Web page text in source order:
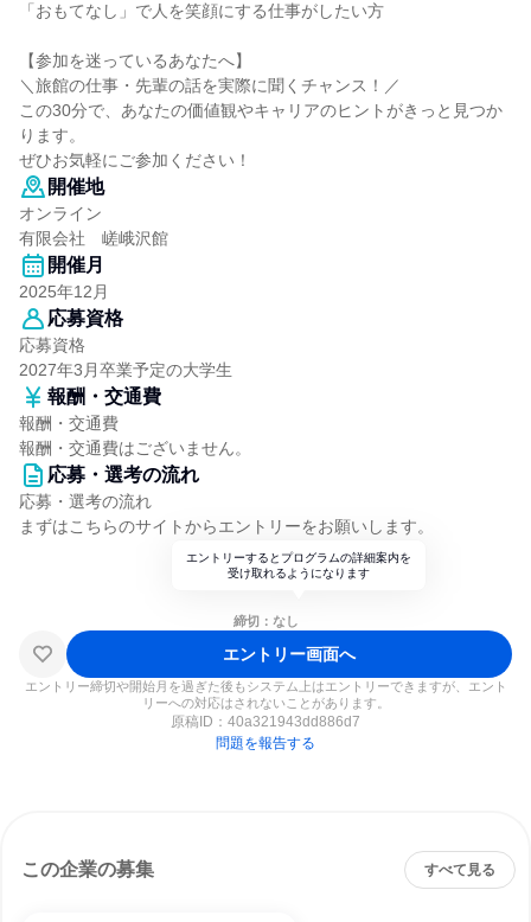
「おもてなし」で人を笑顔にする仕事がしたい方
【参加を迷っているあなたへ】
＼旅館の仕事・先輩の話を実際に聞くチャンス！／
この30分で、あなたの価値観やキャリアのヒントがきっと見つか
ります。
ぜひお気軽にご参加ください！
開催地
オンライン
有限会社 嵯峨沢館
開催月
2025年12月
応募資格
応募資格
2027年3月卒業予定の大学生
報酬・交通費
報酬・交通費
報酬・交通費はございません。
応募・選考の流れ
応募・選考の流れ
まずはこちらのサイトからエントリーをお願いします。
エントリーするとプログラムの詳細案内を
受け取れるようになります
締切：なし
エントリー画面へ
エントリー締切や開始月を過ぎた後もシステム上はエントリーできますが、エント
リーへの対応はされないことがあります。
原稿ID： 40a321943dd886d7
問題を報告する
この企業の募集 すべて見る